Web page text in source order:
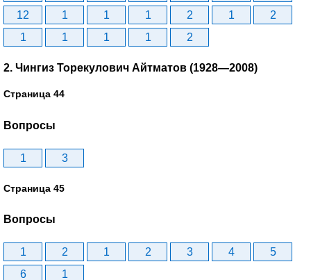
12
1 1 1 2 1
2
1
1 1 1 2
2. Чингиз Торекулович Айтматов (1928—2008)
Страница 44
Вопросы
1 3
Страница 45
Вопросы
1 2 1 2 3 4
5
6
1